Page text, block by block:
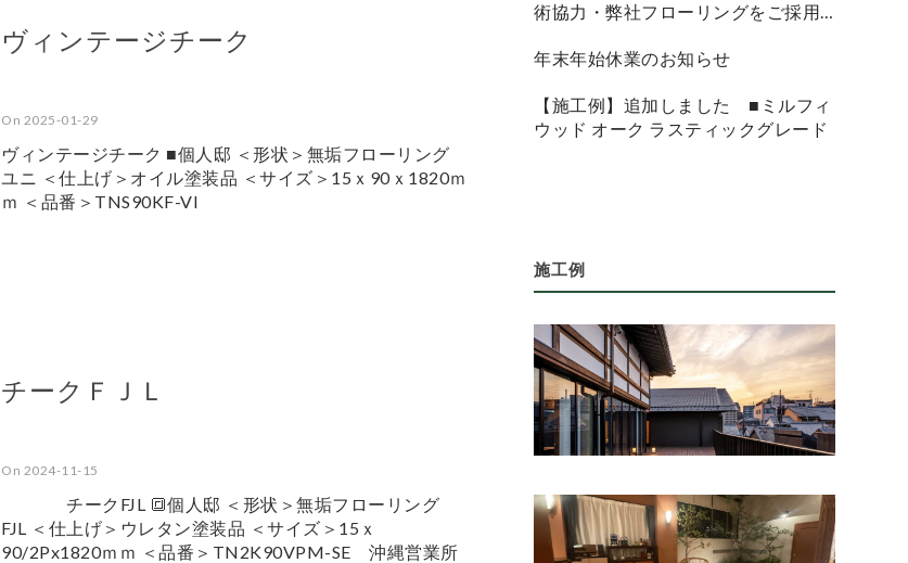
ヴィンテージチーク
On 2025-01-29
ヴィンテージチーク ■個人邸 ＜形状＞無垢フローリング
ユニ ＜仕上げ＞オイル塗装品 ＜サイズ＞15ｘ90ｘ1820ｍ
ｍ ＜品番＞TNS90KF-VI
チークＦＪＬ
On 2024-11-15
チークFJL 🔳個人邸 ＜形状＞無垢フローリング
FJL ＜仕上げ＞ウレタン塗装品 ＜サイズ＞15ｘ
90/2Px1820ｍｍ ＜品番＞TN2K90VPM-SE 沖縄営業所
術協力・弊社フローリングをご採用
年末年始休業のお知らせ
【施工例】追加しました ■ミルフィ
ウッド オーク ラスティックグレード
施工例